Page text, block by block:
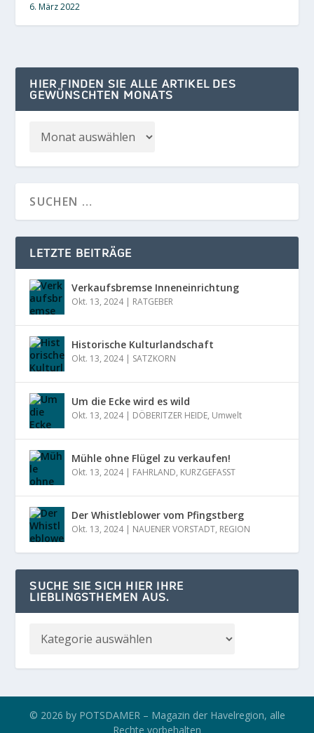
6. März 2022
HIER FINDEN SIE ALLE ARTIKEL DES
GEWÜNSCHTEN MONATS
LETZTE BEITRÄGE
Verkaufsbremse Inneneinrichtung
Okt. 13, 2024| RATGEBER
Historische Kulturlandschaft
Okt. 13, 2024| SATZKORN
Um die Ecke wird es wild
Okt. 13, 2024| DÖBERITZER HEIDE, Umwelt
Mühle ohne Flügel zu verkaufen!
Okt. 13, 2024| FAHRLAND, KURZGEFASST
Der Whistleblower vom Pfingstberg
Okt. 13, 2024| NAUENER VORSTADT, REGION
SUCHE SIE SICH HIER IHRE
LIEBLINGSTHEMEN AUS.
© 2026 by POTSDAMER – Magazin der Havelregion, alle
Rechte vorbehalten